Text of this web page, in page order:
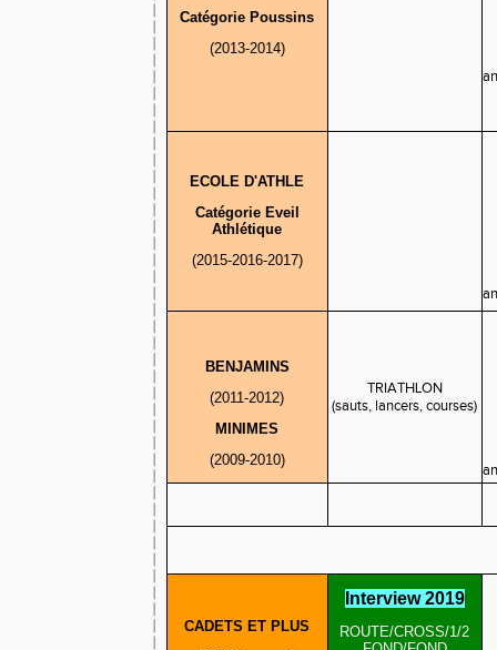
Catégorie Poussins
(2013-2014)
ECOLE D'ATHLE
Catégorie Eveil
Athlétique
(2015-2016-2017)
BENJAMINS
(2011-2012)
MINIMES
(2009-2010)
TRIATHLON
(sauts, lancers, courses)
CADETS ET PLUS
Interview 2019
ROUTE/CROSS/1/2